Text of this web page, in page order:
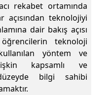
rekabet ortamında
açısından teknolojiyi
dair bakış açısı
öğrencilerin teknoloji
yöntem ve
kapsamlı ve
bilgi sahibi